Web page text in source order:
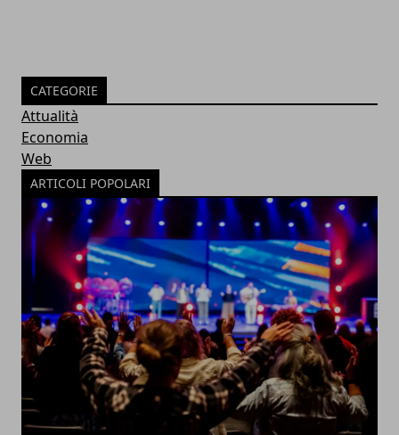
CATEGORIE
Attualità
Economia
Web
ARTICOLI POPOLARI